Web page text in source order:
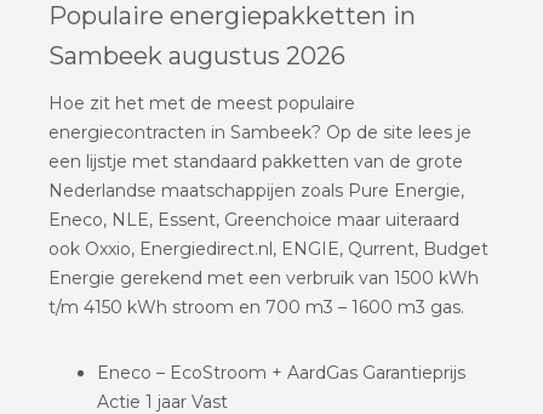
Populaire energiepakketten in
Sambeek augustus 2026
Hoe zit het met de meest populaire
energiecontracten in Sambeek? Op de site lees je
een lijstje met standaard pakketten van de grote
Nederlandse maatschappijen zoals Pure Energie,
Eneco, NLE, Essent, Greenchoice maar uiteraard
ook Oxxio, Energiedirect.nl, ENGIE, Qurrent, Budget
Energie gerekend met een verbruik van 1500 kWh
t/m 4150 kWh stroom en 700 m3 – 1600 m3 gas.
Eneco – EcoStroom + AardGas Garantieprijs
Actie 1 jaar Vast